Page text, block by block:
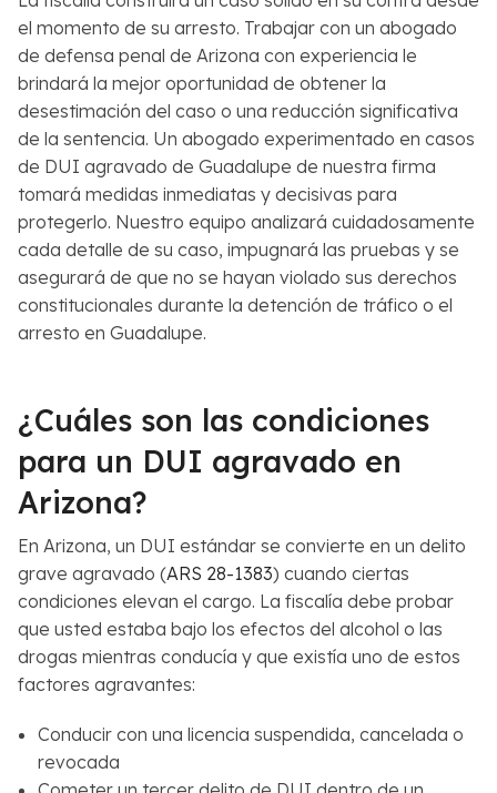
el momento de su arresto. Trabajar con un abogado
de defensa penal de Arizona con experiencia le
brindará la mejor oportunidad de obtener la
desestimación del caso o una reducción significativa
de la sentencia. Un abogado experimentado en casos
de DUI agravado de Guadalupe de nuestra firma
tomará medidas inmediatas y decisivas para
protegerlo. Nuestro equipo analizará cuidadosamente
cada detalle de su caso, impugnará las pruebas y se
asegurará de que no se hayan violado sus derechos
constitucionales durante la detención de tráfico o el
arresto en Guadalupe.
¿Cuáles son las condiciones
para un DUI agravado en
Arizona?
En Arizona, un DUI estándar se convierte en un delito
grave agravado (ARS 28-1383) cuando ciertas
condiciones elevan el cargo. La fiscalía debe probar
que usted estaba bajo los efectos del alcohol o las
drogas mientras conducía y que existía uno de estos
factores agravantes:
Conducir con una licencia suspendida, cancelada o
revocada